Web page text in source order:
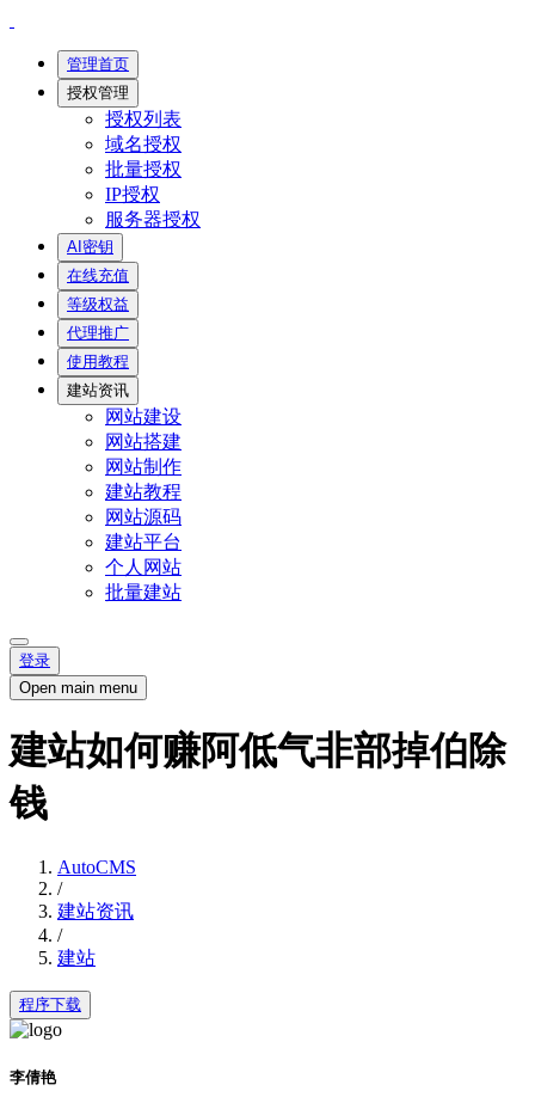
管理首页
授权管理
授权列表
域名授权
批量授权
IP授权
服务器授权
AI密钥
在线充值
等级权益
代理推广
使用教程
建站资讯
网站建设
网站搭建
网站制作
建站教程
网站源码
建站平台
个人网站
批量建站
登录
Open main menu
建站如何赚阿低气非部掉伯除
钱
AutoCMS
/
建站资讯
/
建站
程序下载
李倩艳